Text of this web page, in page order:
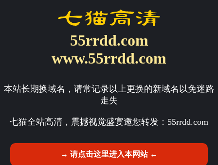
55rrdd.com
www.55rrdd.com
本站长期换域名，请常记录以上更换的新域名以免迷路
走失
七猫全站高清，震撼视觉盛宴邀您转发： 55rrdd.com
→ 请点击这里进入本网站 ←